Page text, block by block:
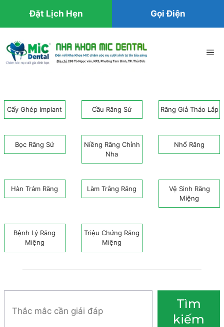
đến
Cấy Ghép Implant Cầu Răng Sứ Răng Giả Tháo Lắp
Bọc Răng Sứ
Niềng Răng Chỉnh
Nha
Nhổ Răng
Hàn Trám Răng Làm Trắng Răng
Vệ Sinh Răng
Miệng
Bệnh Lý Răng
Miệng
Triệu Chứng Răng
Miệng
kiếm
Tìm
kiếm
Đặt Lịch Hẹn Gọi Điện